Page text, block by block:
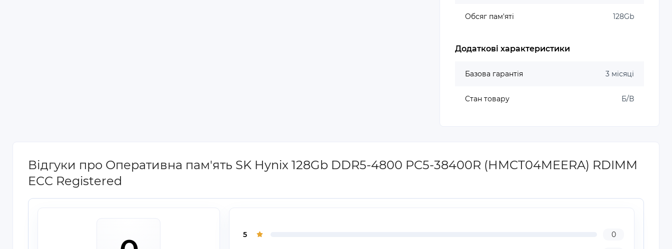
Обсяг пам'яті 128Gb
Додаткові характеристики
Базова гарантія 3 місяці
Стан товару Б/В
Відгуки про Оперативна пам'ять SK Hynix 128Gb DDR5-4800 PC5-38400R (HMCT04MEERA) RDIMM
ECC Registered
5 0